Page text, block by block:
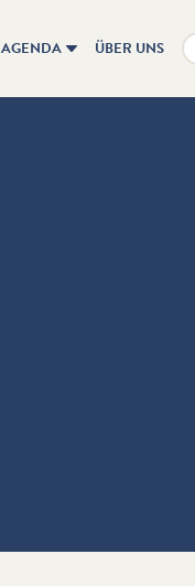
AGENDA ÜBER UNS